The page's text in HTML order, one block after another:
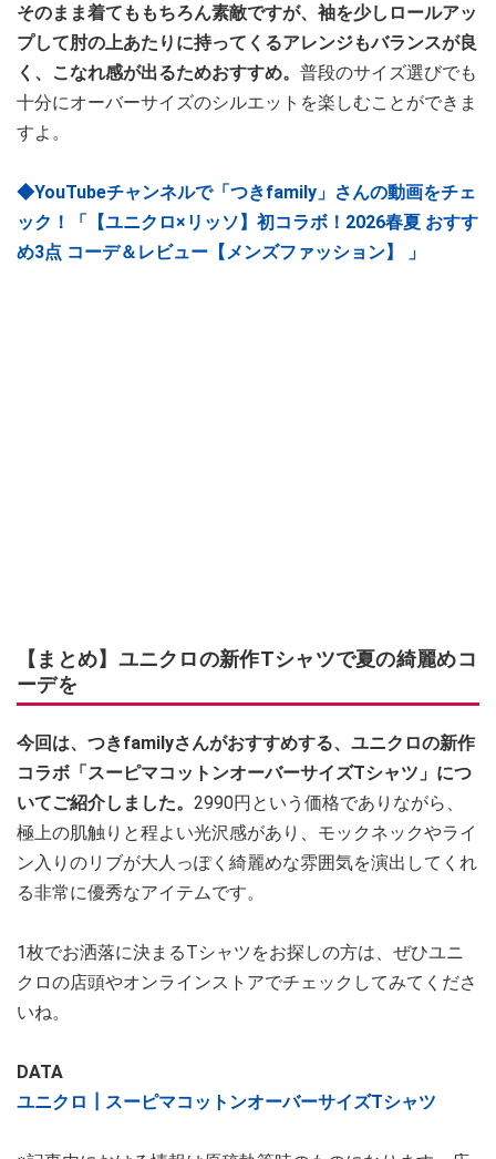
そのまま着てももちろん素敵ですが、袖を少しロールアッ
プして肘の上あたりに持ってくるアレンジもバランスが良
く、こなれ感が出るためおすすめ。 普段のサイズ選びでも
十分にオーバーサイズのシルエットを楽しむことができま
すよ。
◆YouTubeチャンネルで「つきfamily」さんの動画をチェ
ック！「【ユニクロ×リッソ】初コラボ！2026春夏 おすす
め3点 コーデ＆レビュー【メンズファッション】 」
【まとめ】ユニクロの新作Tシャツで夏の綺麗めコ
ーデを
今回は、つきfamilyさんがおすすめする、ユニクロの新作
コラボ「スーピマコットンオーバーサイズTシャツ」につ
いてご紹介しました。 2990円という価格でありながら、
極上の肌触りと程よい光沢感があり、モックネックやライ
ン入りのリブが大人っぽく綺麗めな雰囲気を演出してくれ
る非常に優秀なアイテムです。
1枚でお洒落に決まるTシャツをお探しの方は、ぜひユニ
クロの店頭やオンラインストアでチェックしてみてくださ
いね。
DATA
ユニクロ┃スーピマコットンオーバーサイズTシャツ